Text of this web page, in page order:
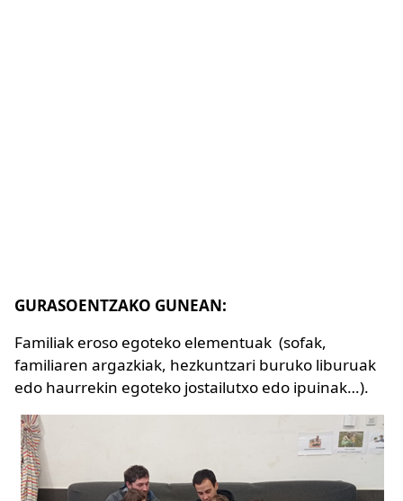
GURASOENTZAKO GUNEAN:
Familiak eroso egoteko elementuak (sofak,
familiaren argazkiak, hezkuntzari buruko liburuak
edo haurrekin egoteko jostailutxo edo ipuinak…).